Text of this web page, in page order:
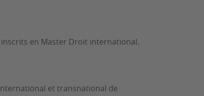
en Master Droit international.
et transnational de